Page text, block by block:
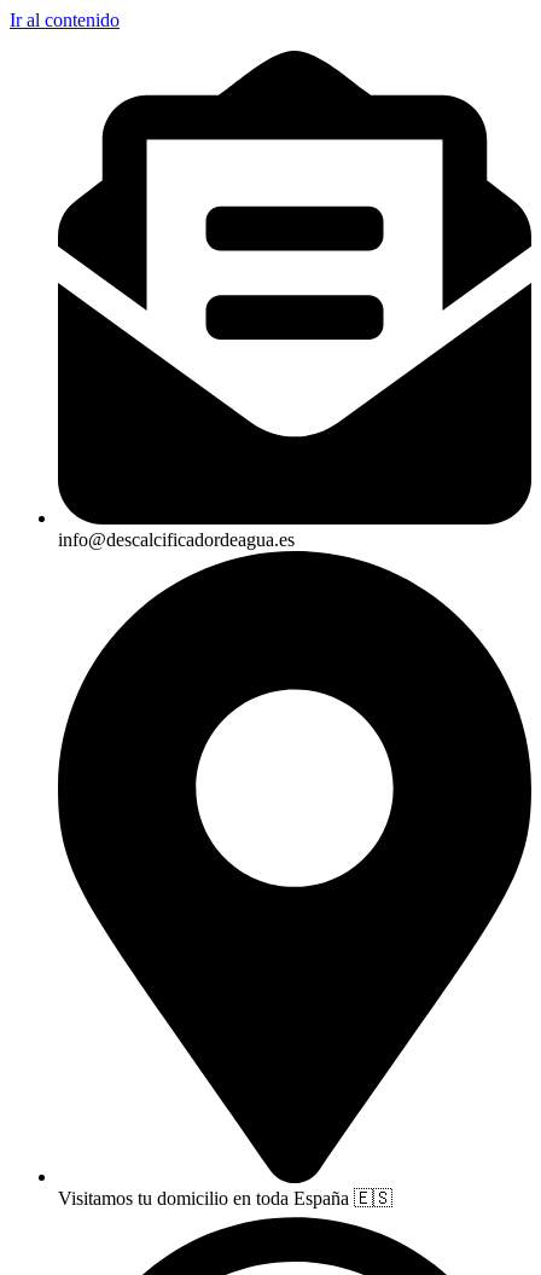
Ir al contenido
info@descalcificadordeagua.es
Visitamos tu domicilio en toda España 🇪🇸